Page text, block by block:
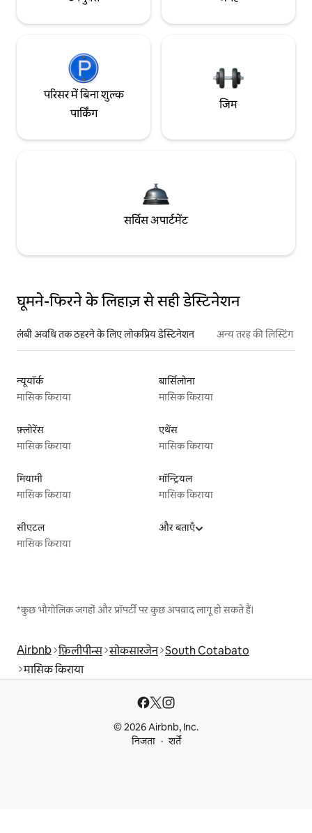
परिसर में बिना शुल्क
पार्किंग
जिम
सर्विस अपार्टमेंट
घूमने-फिरने के लिहाज़ से सही डेस्टिनेशन
लंबी अवधि तक ठहरने के लिए लोकप्रिय डेस्टिनेशन अन्य तरह की लिस्टिंग
न्यूयॉर्क
मासिक किराया
बार्सिलोना
मासिक किराया
फ़्लोरेंस
मासिक किराया
एथेंस
मासिक किराया
मियामी
मासिक किराया
मॉन्ट्रियल
मासिक किराया
सीएटल
मासिक किराया
और बताएँ
*कुछ भौगोलिक जगहों और प्रॉपर्टी पर कुछ अपवाद लागू हो सकते हैं।
Airbnb फ़िलीपीन्स सोकसारजेन South Cotabato
मासिक किराया
© 2026 Airbnb, Inc.
निजता
शर्तें